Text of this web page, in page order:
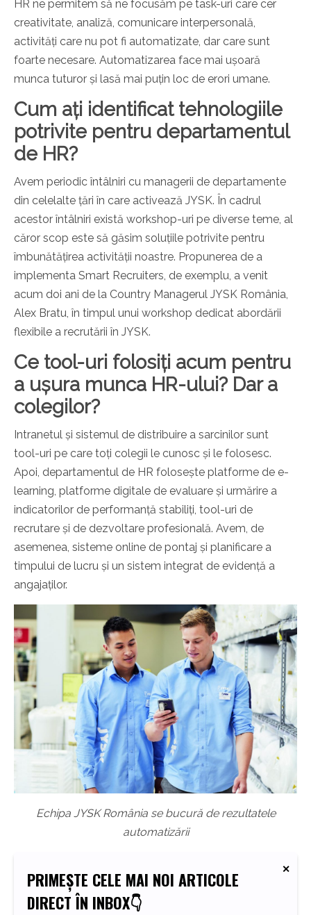
HR ne permitem să ne focusăm pe task-uri care cer
creativitate, analiză, comunicare interpersonală,
activități care nu pot fi automatizate, dar care sunt
foarte necesare. Automatizarea face mai ușoară
munca tuturor și lasă mai puțin loc de erori umane.
Cum ați identificat tehnologiile
potrivite pentru departamentul
de HR?
Avem periodic întâlniri cu managerii de departamente
din celelalte țări în care activează JYSK. În cadrul
acestor întâlniri există workshop-uri pe diverse teme, al
căror scop este să găsim soluțiile potrivite pentru
îmbunătățirea activității noastre. Propunerea de a
implementa Smart Recruiters, de exemplu, a venit
acum doi ani de la Country Managerul JYSK România,
Alex Bratu, în timpul unui workshop dedicat abordării
flexibile a recrutării în JYSK.
Ce tool-uri folosiți acum pentru
a ușura munca HR-ului? Dar a
colegilor?
Intranetul și sistemul de distribuire a sarcinilor sunt
tool-uri pe care toți colegii le cunosc și le folosesc.
Apoi, departamentul de HR folosește platforme de e-
learning, platforme digitale de evaluare și urmărire a
indicatorilor de performanță stabiliți, tool-uri de
recrutare și de dezvoltare profesională. Avem, de
asemenea, sisteme online de pontaj și planificare a
timpului de lucru și un sistem integrat de evidență a
angajaților.
Echipa JYSK România se bucură de rezultatele
automatizării
PRIMEȘTE CELE MAI NOI ARTICOLE
DIRECT ÎN INBOX👇